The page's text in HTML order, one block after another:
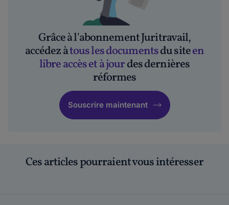
Grâce à l'abonnement Juritravail,
accédez àtous les documentsdu siteen
libre accès et à jourdes dernières
réformes
Souscrire maintenant
Ces articles pourraient vous intéresser